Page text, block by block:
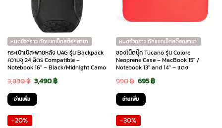
หมดชั่วคราว ทักแชทเช็คสต๊อกสาขา
กระเป๋าเป้สะพายหลัง UAG รุ่น Backpack
ความจุ 24 ลิตร Compatible –
Notebook 16″ – Black/Midnight Camo
3,890฿ Original
price
was:
3,490฿Current
อ่านเพิ่ม
หมดชั่วคราว ทักแชทเช็คสต๊อกสาขา
ซองโน๊ตบุ๊ค Tucano รุ่น Colore
Neoprene Case – MacBook 15″ /
Notebook 13″ and 14″ – แดง
990฿ Original
price
was:
990 ฿.
695฿Current
อ่านเพิ่ม
-20% -30%